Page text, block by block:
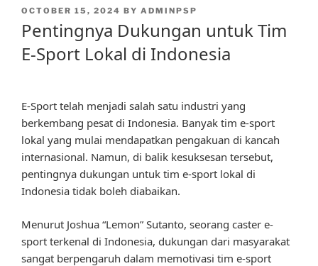
POSTED
OCTOBER 15, 2024 BY ADMINPSP
Pentingnya Dukungan untuk Tim
E-Sport Lokal di Indonesia
E-Sport telah menjadi salah satu industri yang
berkembang pesat di Indonesia. Banyak tim e-sport
lokal yang mulai mendapatkan pengakuan di kancah
internasional. Namun, di balik kesuksesan tersebut,
pentingnya dukungan untuk tim e-sport lokal di
Indonesia tidak boleh diabaikan.
Menurut Joshua “Lemon” Sutanto, seorang caster e-
sport terkenal di Indonesia, dukungan dari masyarakat
sangat berpengaruh dalam memotivasi tim e-sport